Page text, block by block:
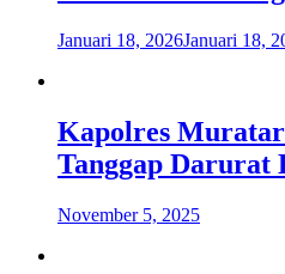
Januari 18, 2026Januari 18,
Kapolres
Tanggap Darurat
November 5, 2025